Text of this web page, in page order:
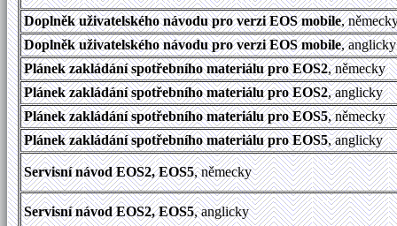
Doplněk uživatelského návodu pro verzi EOS mobile,
Doplněk uživatelského návodu pro verzi EOS mobile, anglicky
Plánek zakládání spotřebního materiálu pro EOS2, německy
Plánek zakládání spotřebního materiálu pro EOS2, anglicky
Plánek zakládání spotřebního materiálu pro EOS5, německy
Plánek zakládání spotřebního materiálu pro EOS5, anglicky
Servisní návod EOS2, EOS5, německy
Servisní návod EOS2, EOS5, anglicky